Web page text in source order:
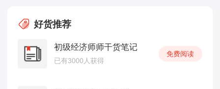
好货推荐
初级经济师师干货笔记
已有3000人获得
免费阅读